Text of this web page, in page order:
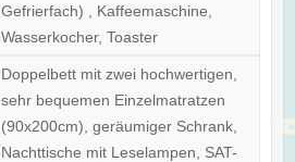
Gefrierfach) , Kaffeemaschine,
Wasserkocher, Toaster
Doppelbett mit zwei hochwertigen,
sehr bequemen Einzelmatratzen
(90x200cm), geräumiger Schrank,
Nachttische mit Leselampen, SAT-